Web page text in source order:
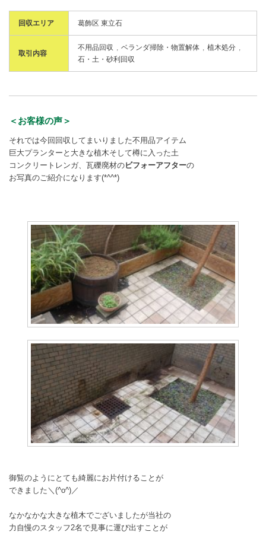
回収エリア 葛飾区 東立石
取引内容
不用品回収 ベランダ掃除・物置解体
植木処分
石・土・砂利回収
＜お客様の声＞
それでは今回回収してまいりました不用品アイテム
巨大プランターと大きな植木そして樽に入った土
コンクリートレンガ、瓦礫廃材のビフォーアフターの
お写真のご紹介になります(*^^*)
御覧のようにとても綺麗にお片付けることが
できました＼(^o^)／
なかなかな大きな植木でございましたが当社の
力自慢のスタッフ2名で見事に運び出すことが